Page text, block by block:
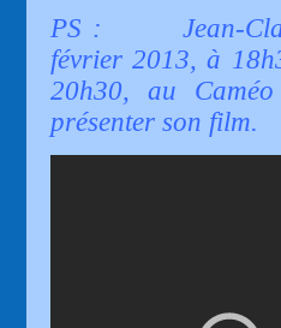
PS : Jean-
février 2013, à
20h30, au
présenter son film.